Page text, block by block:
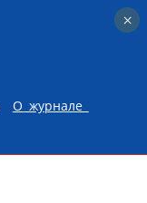
О журнале
×
×